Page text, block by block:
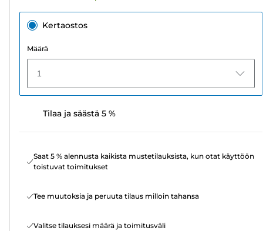
Kertaostos
Määrä
1
Tilaa ja säästä 5 %
Saat 5 % alennusta kaikista mustetilauksista, kun otat käyttöön
toistuvat toimitukset
Tee muutoksia ja peruuta tilaus milloin tahansa
Valitse tilauksesi määrä ja toimitusväli